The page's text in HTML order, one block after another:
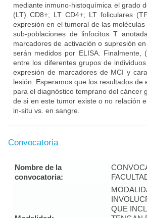
mediante inmuno-histoquímica el grado
(LT) CD8+; LT CD4+; LT foliculares
expresión en el tumoral de las
sub-poblaciones de linfocitos T
marcadores de activación o supresión
serán medidos por ELISA. Finalmente,
entre los diferentes grupos de
expresión de marcadores de MCI y
lesión. Esperamos que los resultados
para el diagnóstico temprano del cáncer
de si en este tumor existe o no relación
in-situ vs. en sangre.
Convocatoria
Nombre de la
convocatoria:
QUE